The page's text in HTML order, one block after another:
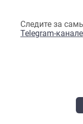
Следите за
Telegram-канале